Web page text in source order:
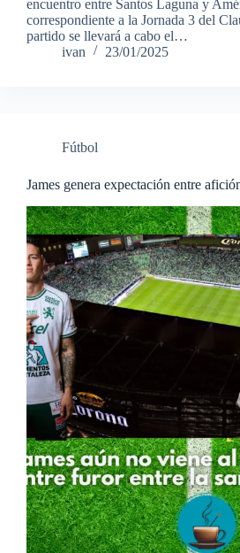
encuentro entre Santos Laguna y
correspondiente a la Jornada 3 del
partido se llevará a cabo el…
ivan
23/01/2025
Fútbol
James genera expectación entre